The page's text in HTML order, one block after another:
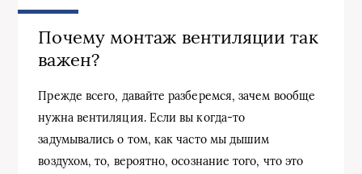
Почему монтаж вентиляции так
важен?
Прежде всего, давайте разберемся, зачем вообще
нужна вентиляция. Если вы когда-то
задумывались о том, как часто мы дышим
воздухом, то, вероятно, осознание того, что это